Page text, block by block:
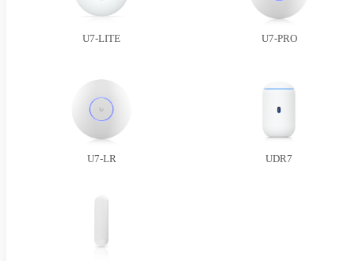
U7-LITE U7-PRO
U7-LR UDR7